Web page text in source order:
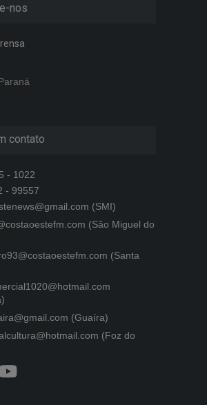
nos
contato
- 1022
- 99557
(SMI)
(São Miguel do
(Santa
(Guaíra)
(Foz do